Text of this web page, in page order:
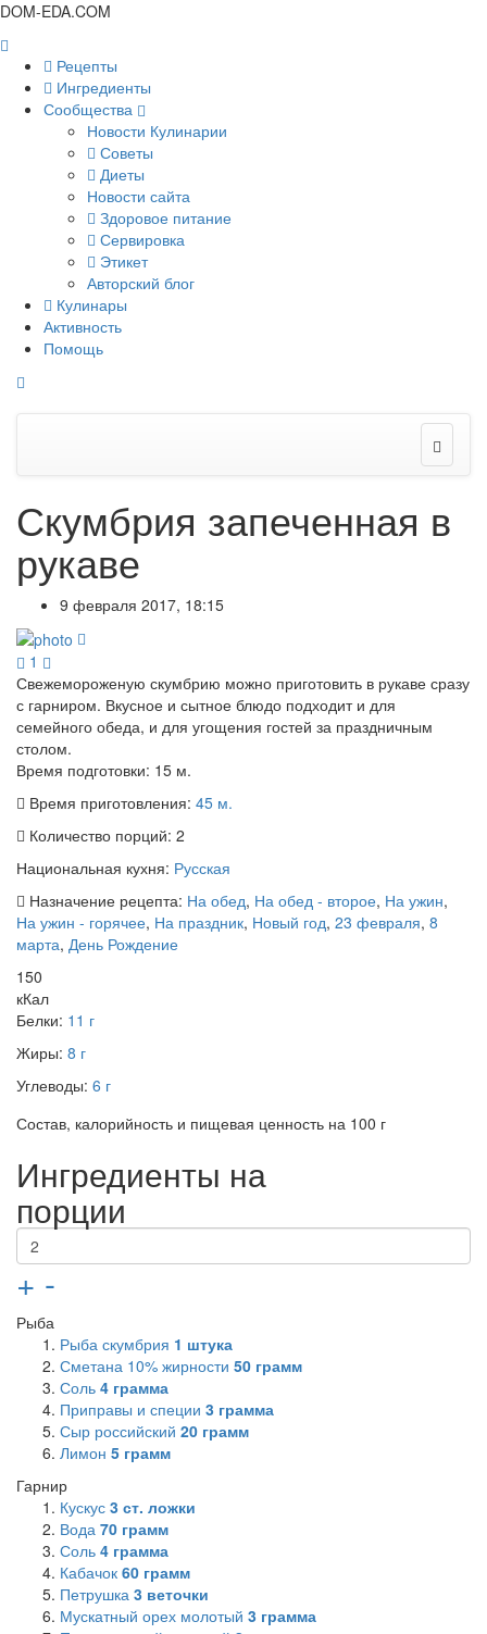
DOM-EDA.COM
Рецепты
Ингредиенты
Сообщества
Новости Кулинарии
Советы
Диеты
Новости сайта
Здоровое питание
Сервировка
Этикет
Авторский блог
Кулинары
Активность
Помощь
Скумбрия запеченная в
рукаве
9 февраля 2017, 18:15
1
Свежемороженую скумбрию можно приготовить в рукаве сразу
с гарниром. Вкусное и сытное блюдо подходит и для
семейного обеда, и для угощения гостей за праздничным
столом.
Время подготовки: 15 м.
Время приготовления: 45 м.
Количество порций: 2
Национальная кухня: Русская
Назначение рецепта: На обед, На обед - второе, На ужин,
На ужин - горячее, На праздник, Новый год, 23 февраля, 8
марта, День Рождение
150
кКал
Белки: 11 г
Жиры: 8 г
Углеводы: 6 г
Состав, калорийность и пищевая ценность на 100 г
Ингредиенты на
порции
+ -
Рыба
Рыба скумбрия 1 штука
Сметана 10% жирности 50 грамм
Соль 4 грамма
Приправы и специи 3 грамма
Сыр российский 20 грамм
Лимон 5 грамм
Гарнир
Кускус 3 ст. ложки
Вода 70 грамм
Соль 4 грамма
Кабачок 60 грамм
Петрушка 3 веточки
Мускатный орех молотый 3 грамма